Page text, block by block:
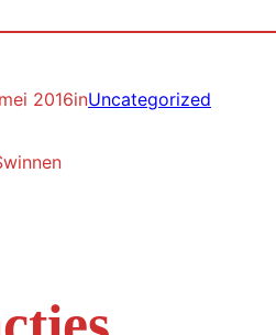
2016inUncategorized